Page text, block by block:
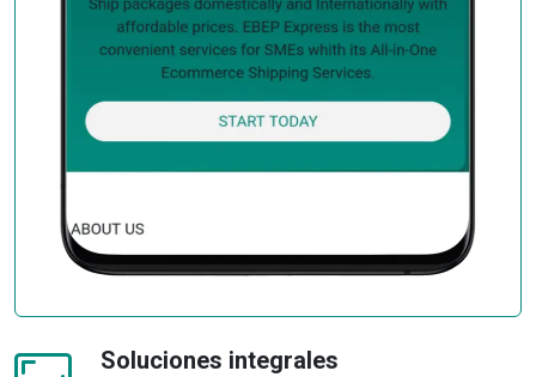
Soluciones integrales